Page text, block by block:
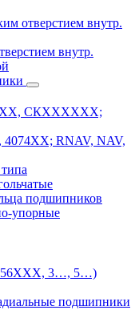
отверстием внутр.
внутр.
СКХХХХХХ;
RNAV, NAV,
подшипников
упорные
3…, 5…)
подшипники